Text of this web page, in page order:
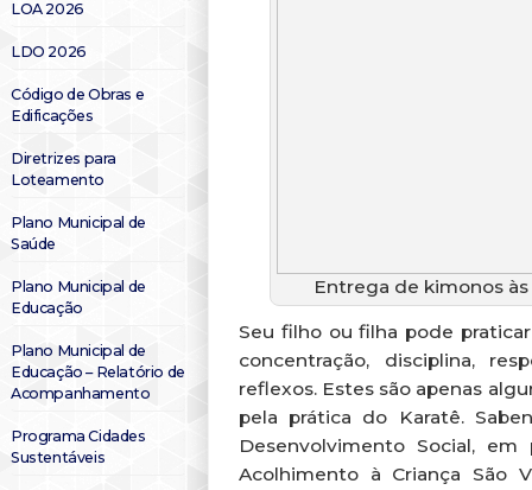
LOA 2026
LDO 2026
Código de Obras e
Edificações
Diretrizes para
Loteamento
Plano Municipal de
Saúde
Plano Municipal de
Educação
Plano Municipal de
Educação – Relatório de
Acompanhamento
Programa Cidades
Sustentáveis
Entrega de kimonos
Seu filho ou filha pode
concentração, disciplina,
reflexos. Estes são apenas
pela prática do Karatê.
Desenvolvimento Social,
Acolhimento à Criança São